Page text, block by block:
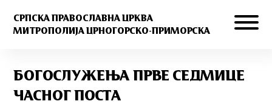
СРПСКА ПРАВОСЛАВНА ЦРКВА
МИТРОПОЛИЈА ЦРНОГОРСКО-ПРИМОРСКА
БОГОСЛУЖЕЊА ПРВЕ СЕДМИЦЕ
ЧАСНОГ ПОСТА